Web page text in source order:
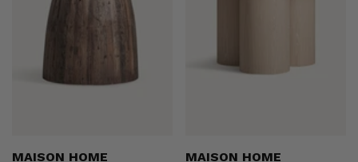
Pardavėjas:
MAISON HOME Pardavėjas:
MAISON HOME